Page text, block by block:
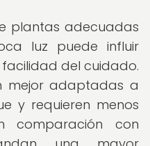
plantas adecuadas
luz puede influir
del cuidado.
mejor adaptadas a
y requieren menos
comparación con